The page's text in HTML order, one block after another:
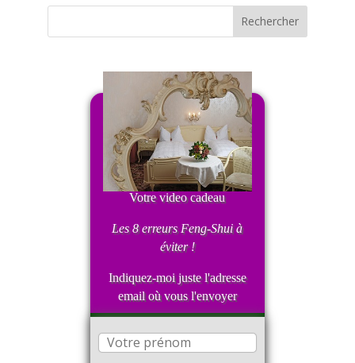
Votre video cadeau
Les 8 erreurs Feng-Shuià
éviter !
Indiquez-moi juste l'adresse
email où vous l'envoyer